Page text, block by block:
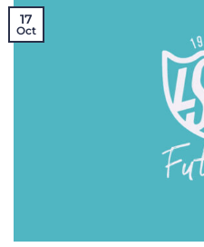
17
Oct